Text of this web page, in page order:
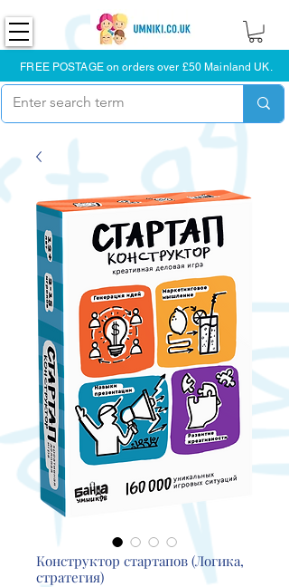
FREE POSTAGE on orders over £50 Mainland UK.
Конструктор стартапов (Логика,
стратегия)